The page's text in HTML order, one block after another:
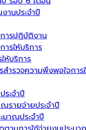
านประจำปี
ารปฏิบัติงาน
รให้บริการ
ห้บริการ
ำรวจความพึงพอใจการ
ระจำปี
ายจ่ายประจำปี
มาณประจำปี